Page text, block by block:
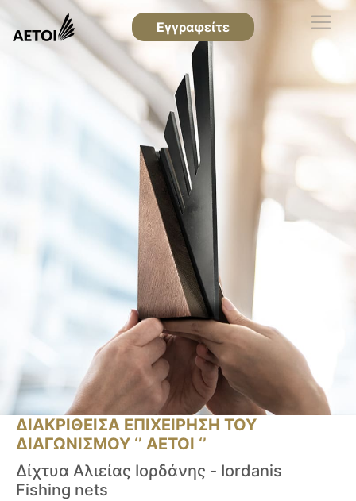
Εγγραφείτε
ΔΙΑΚΡΙΘΕΙΣΑ ΕΠΙΧΕΙΡΗΣΗ ΤΟΥ
ΔΙΑΓΩΝΙΣΜΟΥ ‘’ ΑΕΤΟΙ ‘’
Δίχτυα Αλιείας Ιορδάνης - Iordanis
Fishing nets